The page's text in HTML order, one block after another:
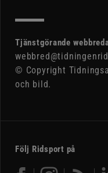
Tjänstgörande
© Copyright
och bild.
Följ Ridsport på